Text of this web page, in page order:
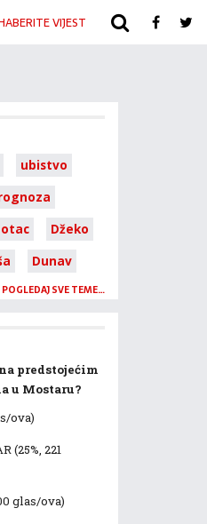
VIJEST ARHIVA
ubistvo
otac
Džeko
Dunav
POGLEDAJ SVE TEME…
predstojećim
u Mostaru?
ova)
(25%, 221
glas/ova)